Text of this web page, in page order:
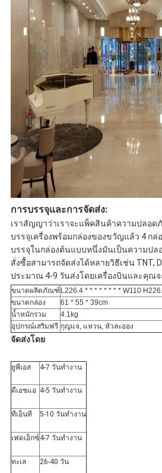
การบรรจุและการจัดส่ง:
เราสัญญาว่าเราจะแพ็คสินค้าความปลอด
บรรจุเครื่องพร้อมกล่องของขวัญแล้ว 4 กล่
บรรจุในกล่องต้นแบบหนึ่งมันเป็นความปล
สั่งซื้อสามารถจัดส่งได้หลายวิธีเช่น TNT,
ประมาณ 4-9 วันส่งโดยเครื่องบินและคุณจ
ขนาดผลิตภัณฑ์ L226.4 * * * * * * * * W110
ขนาดกล่อง
61 * 55 * 39cm
น้ำหนักรวม
4.1kg
อุปกรณ์เสริมฟรี กุญแจ, แหวน, หัวละออง
จัดส่งโดย
ยูพีเอส 4-7 วันทำงาน
ดีเอชแอ 4-5 วันทำงาน
ทีเอ็นที 5-10 วันทำงาน
เฟดเอ็กซ์4-7 วันทำงาน
ทะเล 26-40 วัน